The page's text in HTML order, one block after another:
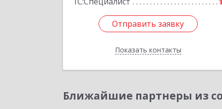
Отправить заявку
Показать контакты
Отправить заявку
Назад
Ближайшие партнеры из